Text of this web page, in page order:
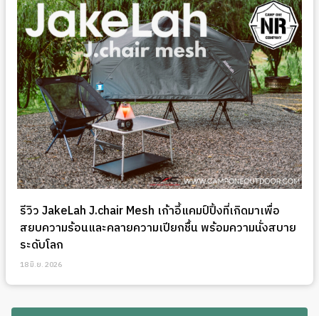
รีวิว JakeLah J.chair Mesh เก้าอี้แคมป์ปิ้งที่เกิดมาเพื่อ
สยบความร้อนและคลายความเปียกชื้น พร้อมความนั่งสบาย
ระดับโลก
18 มิ.ย. 2026